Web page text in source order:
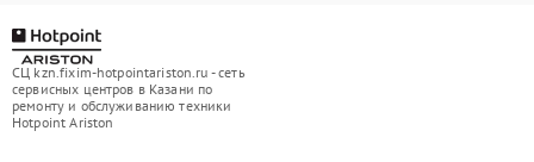
СЦ kzn.fixim-hotpointariston.ru - сеть
сервисных центров в Казани по
ремонту и обслуживанию техники
Hotpoint Ariston